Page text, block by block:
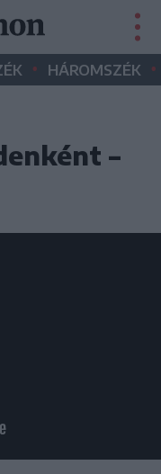
• HÁROMSZÉK •
–